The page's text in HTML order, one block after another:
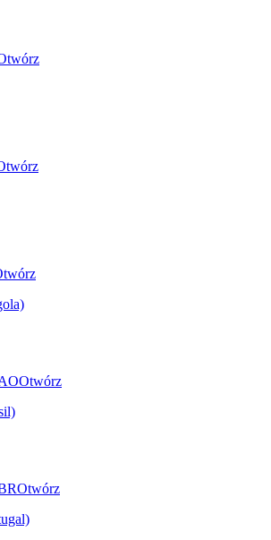
Otwórz
Otwórz